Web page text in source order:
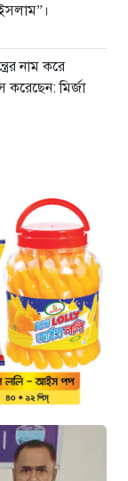
নাম করে
করেছেন: মির্জা
বন্দুক হামলা: দাদা-
৭ জনকে হত্যা
সংঘর্ষ: ঝরে
হাসপাতালে ২৫
অগ্নিকাণ্ড:
আশঙ্কাজনক
সহযোগী’,
আসিফ